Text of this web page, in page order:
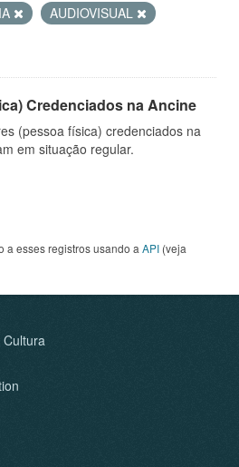
AUDIOVISUAL
Credenciados na Ancine
(pessoa física) credenciados na
em situação regular.
a esses registros usando a API (veja